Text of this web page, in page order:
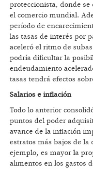
proteccionista, donde se
el comercio mundial.
período de
las tasas de interés por
aceleró el ritmo de
podría dificultar la
endeudamiento
tasas tendrá efectos
Salarios e inflación
Todo lo anterior
puntos del poder
avance de la inflación
estratos más bajos de
ejemplo, es mayor la
alimentos en los gastos